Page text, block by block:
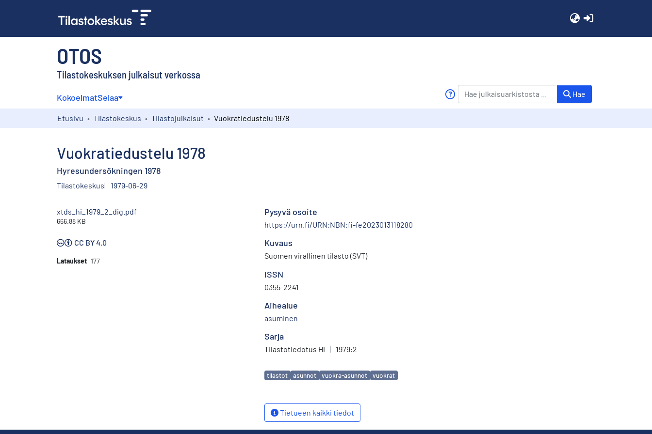
OTOS
Tilastokeskuksen julkaisut verkossa
KokoelmatSelaa Hae
Etusivu Tilastokeskus Tilastojulkaisut Vuokratiedustelu 1978
Vuokratiedustelu 1978
Hyresundersökningen 1978
Tilastokeskus 1979-06-29
xtds_hi_1979_2_dig.pdf
666.88 KB
CC BY 4.0
Lataukset 177
Pysyvä osoite
https://urn.fi/URN:NBN:fi-fe2023013118280
Kuvaus
Suomen virallinen tilasto (SVT)
ISSN
0355-2241
Aihealue
asuminen
Sarja
Tilastotiedotus HI | 1979:2
Avainsanat
tilastot asunnot vuokra-asunnot vuokrat
Tietueen kaikki tiedot